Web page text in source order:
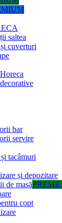
saltea
cuverturi
bar
servire
tacâmuri
și depozitare
de masă
copt